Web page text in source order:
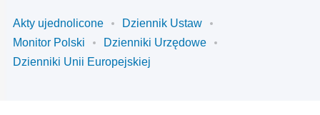
Akty ujednolicone
Dziennik Ustaw
Monitor Polski
Dzienniki Urzędowe
Dzienniki Unii Europejskiej